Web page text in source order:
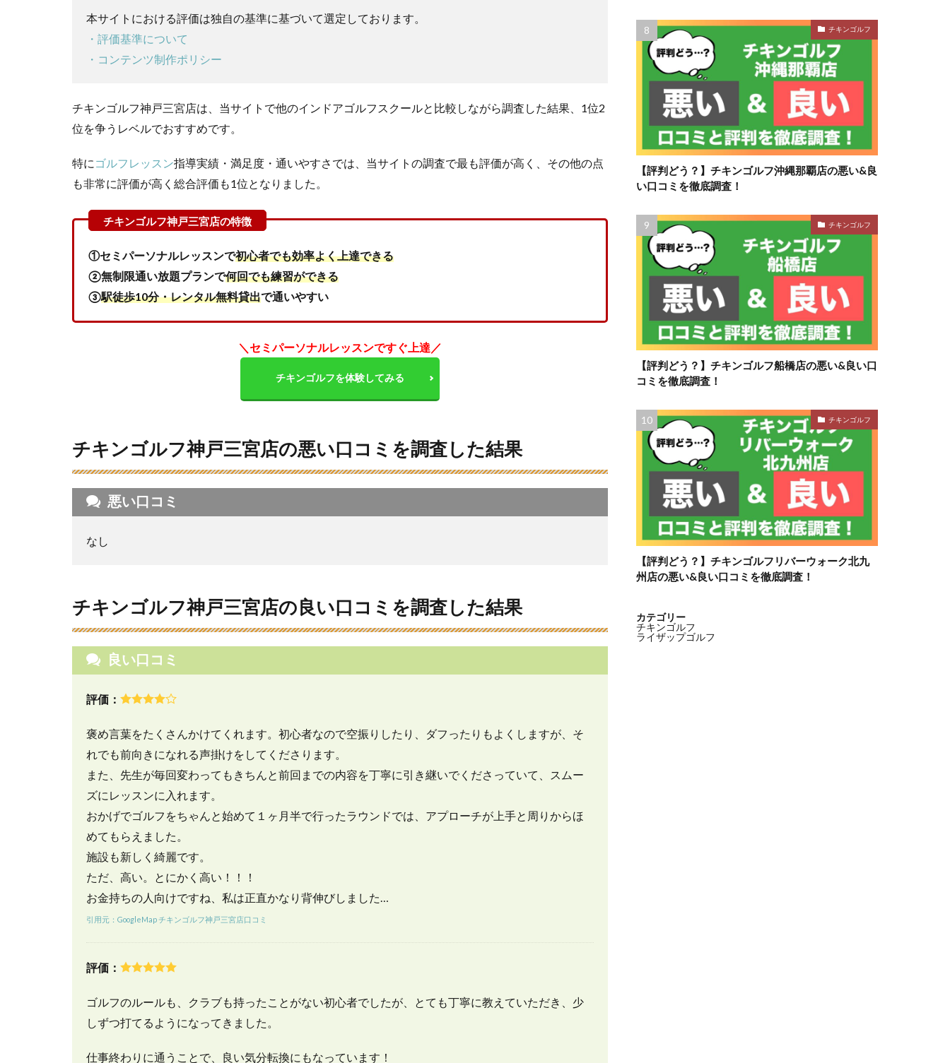
店
い
ミ
を
調
し
た
果
チ
キ
ン
ゴ
い
コ
ミ
を
調
査
し
チ
キ
ン
ル
フ
戸
三
宮
店
の
口
ミ
と
評
キ
ゴ
フ
神
戸
本サイトにおける評価は独自の基準に基づいて選定しております。
・評価基準について
・コンテンツ制作ポリシー
チキンゴルフ神戸三宮店は、当サイトで他のインドアゴルフスクールと比較しながら調査した結果、1位2
位を争うレベルでおすすめです。
特に ゴルフレッスン指導実績・満足度・通いやすさでは、当サイトの調査で最も評価が高く、その他の点
も非常に評価が高く総合評価も1位となりました。
①セミパーソナルレッスンで初心者でも効率よく上達できる
②無制限通い放題プランで何回でも練習ができる
③駅徒歩10分・レンタル無料貸出で通いやすい
＼セミパーソナルレッスンですぐ上達／
チキンゴルフを体験してみる
チキンゴルフ神戸三宮店の悪い口コミを調査した結果
悪い口コミ
なし
チキンゴルフ神戸三宮店の良い口コミを調査した結果
良い口コミ
評価：
褒め言葉をたくさんかけてくれます。初心者なので空振りしたり、ダフったりもよくしますが、そ
れでも前向きになれる声掛けをしてくださります。
また、先生が毎回変わってもきちんと前回までの内容を丁寧に引き継いでくださっていて、スムー
ズにレッスンに入れます。
おかげでゴルフをちゃんと始めて１ヶ月半で行ったラウンドでは、アプローチが上手と周りからほ
めてもらえました。
施設も新しく綺麗です。
ただ、高い。とにかく高い！！！
お金持ちの人向けですね、私は正直かなり背伸びしました…
引用元：GoogleMap チキンゴルフ神戸三宮店口コミ
評価：
ゴルフのルールも、クラブも持ったことがない初心者でしたが、とても丁寧に教えていただき、少
しずつ打てるようになってきました。
仕事終わりに通うことで、良い気分転換にもなっています！
チキンゴルフ
【評判どう？】チキンゴルフ沖縄那覇店の悪い&良
い口コミを徹底調査！
チキンゴルフ
【評判どう？】チキンゴルフ船橋店の悪い&良い口
コミを徹底調査！
チキンゴルフ
【評判どう？】チキンゴルフリバーウォーク北九
州店の悪い&良い口コミを徹底調査！
カテゴリー
チキンゴルフ
ライザップゴルフ